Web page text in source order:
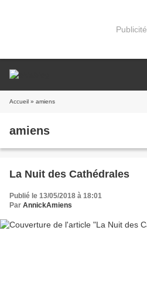
Publicité
Accueil » amiens
amiens
La Nuit des Cathédrales
Publié le 13/05/2018 à 18:01
Par AnnickAmiens